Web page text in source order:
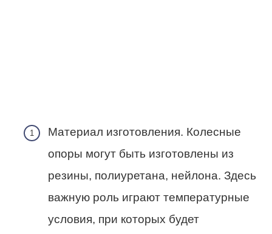
Материал изготовления. Колесные
опоры могут быть изготовлены из
резины, полиуретана, нейлона. Здесь
важную роль играют температурные
условия, при которых будет